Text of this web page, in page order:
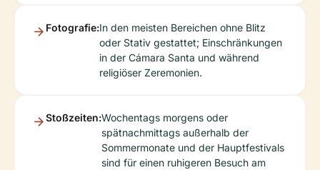
Fotografie:In den meisten Bereichen ohne Blitz
oder Stativ gestattet; Einschränkungen
in der Cámara Santa und während
religiöser Zeremonien.
Stoßzeiten:Wochentags morgens oder
spätnachmittags außerhalb der
Sommermonate und der Hauptfestivals
sind für einen ruhigeren Besuch am